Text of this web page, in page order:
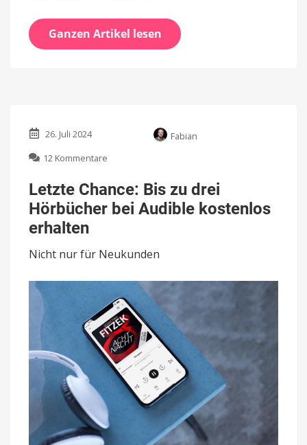
Ganzen Artikel lesen
26. Juli 2024
Fabian
12 Kommentare
Chance:
Bis
zu
bei
Audible
erhalten
Letzte Chance: Bis zu drei
Hörbücher bei Audible kostenlos
erhalten
Nicht nur für Neukunden